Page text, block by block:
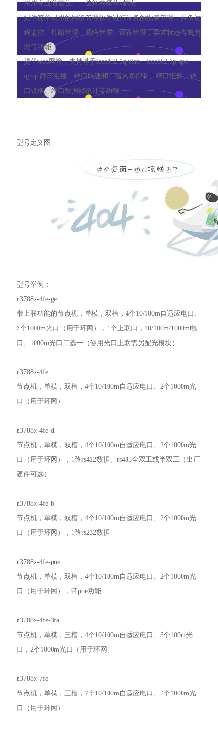
采用专业防雷设计，达到共模4kv标准
提供简单易用的网络管理软件进行设备的批量管理，具备远
程监控、链路管理、网络管理、设备管理，异常状态告警管
理等功能
提供web网管，支持基于ieee802.1q vlan、ieee802.1p-qos、
igmp 静态组播、端口限速和广播风暴抑制、端口汇聚、端
口镜像、端口数据帧统计等功能
型号定义图：
型号举例：
n3788x-4fe-ge
带上联功能的节点机，单模，双槽，4个10/100m自适应电口、
2个1000m光口（用于环网），1个上联口，10/100m/1000m电
口、1000m光口二选一（使用光口上联需另配光模块）
n3788x-4fe
节点机，单模，双槽，4个10/100m自适应电口、2个1000m光
口（用于环网）
n3788x-4fe-d
节点机，单模，双槽，4个10/100m自适应电口、2个1000m光
口（用于环网），1路rs422数据、rs485全双工或半双工（出厂
硬件可选）
n3788x-4fe-b
节点机，单模，双槽，4个10/100m自适应电口、2个1000m光
口（用于环网），1路rs232数据
n3788x-4fe-poe
节点机，单模，双槽，4个10/100m自适应电口、2个1000m光
口（用于环网），带poe功能
n3788x-4fe-3fa
节点机，单模，三槽，4个10/100m自适应电口、3个100m光
口，2个1000m光口（用于环网）
n3788x-7fe
节点机，单模，三槽，7个10/100m自适应电口、2个1000m光
口（用于环网）